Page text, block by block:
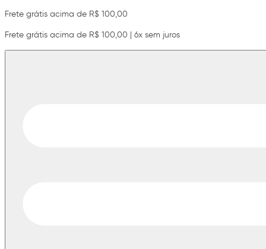
Frete grátis acima de R$ 100,00
Frete grátis acima de R$ 100,00 | 6x sem juros